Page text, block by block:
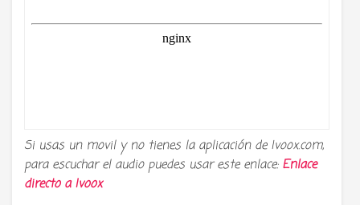
Si usas un movil y no tienes la aplicación de Ivoox.com,
para escuchar el audio puedes usar este enlace: Enlace
directo aIvoox